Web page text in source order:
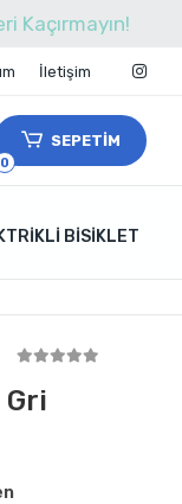
Tüm
İletişim
0
SEPETİM
BISIKLET